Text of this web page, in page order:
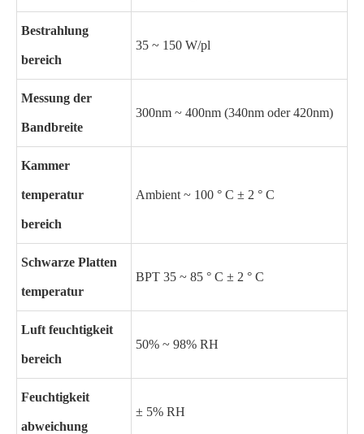
Bestrahlung
bereich
35 ~ 150 W/pl
Messung der
Bandbreite
300nm ~ 400nm (340nm oder 420nm)
Kammer
temperatur
bereich
Ambient ~ 100 ° C ± 2 ° C
Schwarze Platten
temperatur
BPT 35 ~ 85 ° C ± 2 ° C
Luft feuchtigkeit
bereich
50% ~ 98% RH
Feuchtigkeit
abweichung
± 5% RH